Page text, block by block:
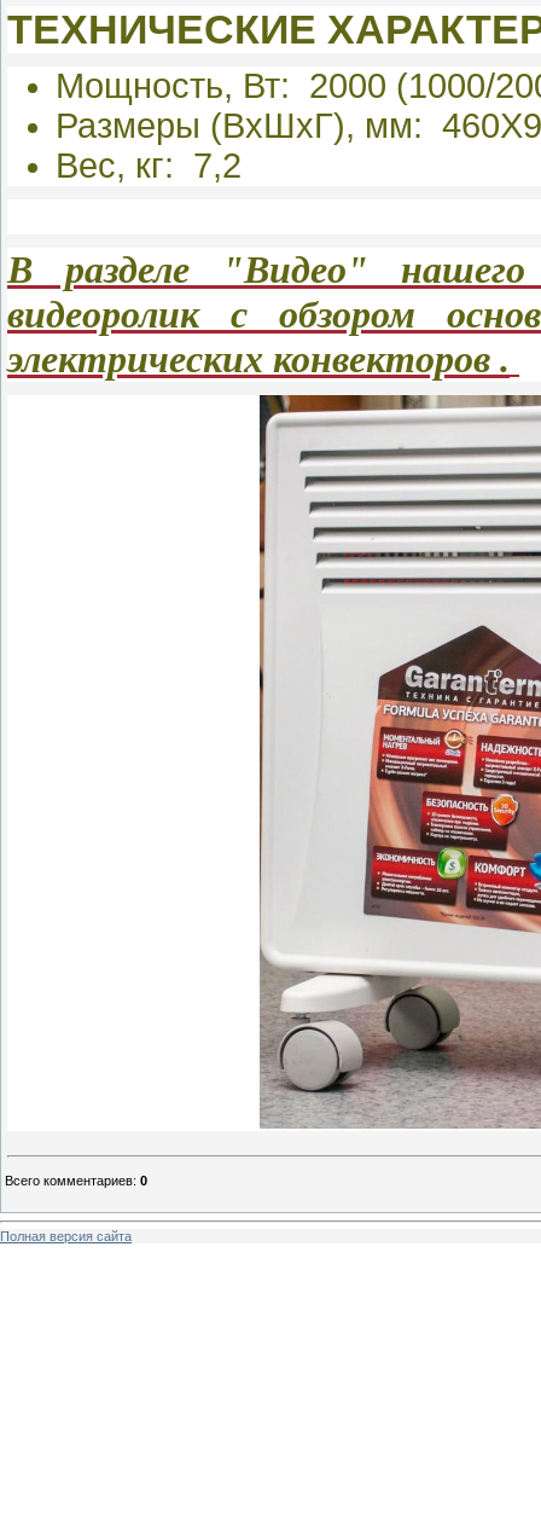
ТЕХНИЧЕСКИЕ
Мощность, Вт: 2000 (1000/
Размеры (ВхШхГ), мм:
Вес, кг: 7,2
В разделе "Видео"
видеоролик с обзором
электрических конвекторов .
Всего комментариев: 0
Полная версия сайта